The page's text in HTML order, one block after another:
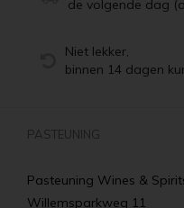
de volgende dag
Niet lekker,
binnen 14 dagen
PASTEUNING
Pasteuning Wines &
Willemsparkweg 11